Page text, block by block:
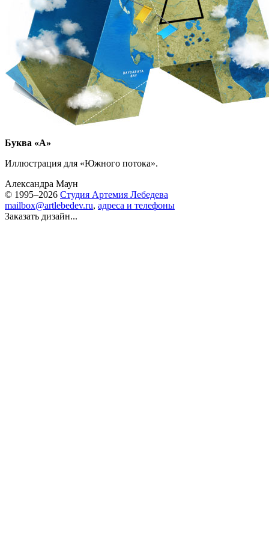
Буква «А»
Иллюстрация для «Южного потока».
Александра Маун
© 1995–2026 Студия Артемия Лебедева
mailbox@artlebedev.ru, адреса и телефоны
Заказать дизайн...